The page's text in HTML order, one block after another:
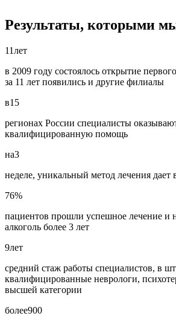
Результаты, которыми
11лет
в 2009 году состоялось открытие
за 11 лет появились и другие филиалы
в15
регионах России специалисты
квалифицированную помощь
на3
неделе, уникальный метод лечения дает
76%
пациентов прошли успешное лечение и
алкоголь более 3 лет
9лет
средний стаж работы специалистов, в
квалифицированные неврологи,
высшей категории
более900